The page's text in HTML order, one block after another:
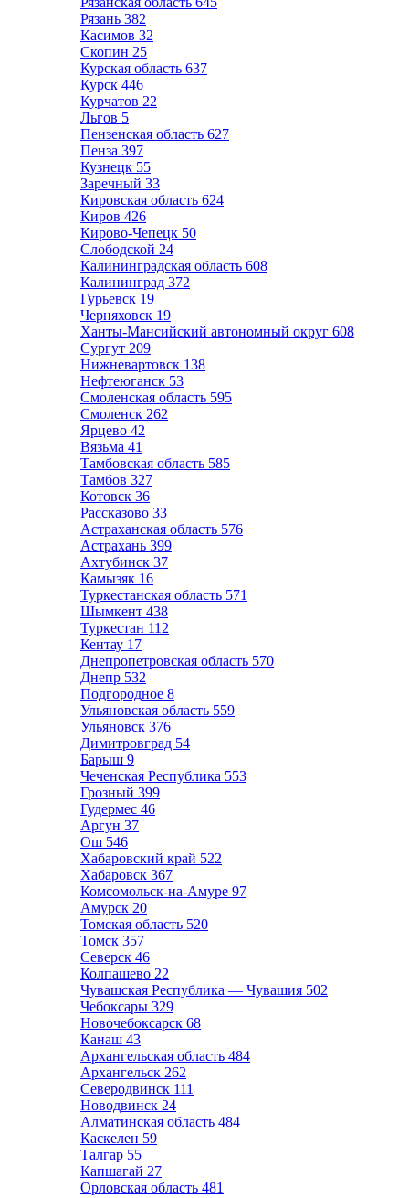
Рязань 382
Касимов 32
Скопин 25
Курская область 637
Курск 446
Курчатов 22
Льгов 5
Пензенская область 627
Пенза 397
Кузнецк 55
Заречный 33
Кировская область 624
Киров 426
Кирово-Чепецк 50
Слободской 24
Калининградская область 608
Калининград 372
Гурьевск 19
Черняховск 19
Ханты-Мансийский автономный округ 608
Сургут 209
Нижневартовск 138
Нефтеюганск 53
Смоленская область 595
Смоленск 262
Ярцево 42
Вязьма 41
Тамбовская область 585
Тамбов 327
Котовск 36
Рассказово 33
Астраханская область 576
Астрахань 399
Ахтубинск 37
Камызяк 16
Туркестанская область 571
Шымкент 438
Туркестан 112
Кентау 17
Днепропетровская область 570
Днепр 532
Подгородное 8
Ульяновская область 559
Ульяновск 376
Димитровград 54
Барыш 9
Чеченская Республика 553
Грозный 399
Гудермес 46
Аргун 37
Ош 546
Хабаровский край 522
Хабаровск 367
Комсомольск-на-Амуре 97
Амурск 20
Томская область 520
Томск 357
Северск 46
Колпашево 22
Чувашская Республика — Чувашия 502
Чебоксары 329
Новочебоксарск 68
Канаш 43
Архангельская область 484
Архангельск 262
Северодвинск 111
Новодвинск 24
Алматинская область 484
Каскелен 59
Талгар 55
Капшагай 27
Орловская область 481